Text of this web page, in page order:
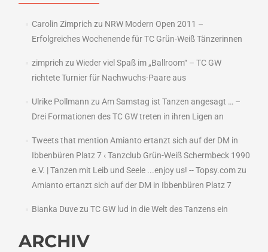
Carolin Zimprich zu NRW Modern Open 2011 –
Erfolgreiches Wochenende für TC Grün-Weiß Tänzerinnen
zimprich zu Wieder viel Spaß im „Ballroom“ – TC GW
richtete Turnier für Nachwuchs-Paare aus
Ulrike Pollmann zu Am Samstag ist Tanzen angesagt … –
Drei Formationen des TC GW treten in ihren Ligen an
Tweets that mention Amianto ertanzt sich auf der DM in
Ibbenbüren Platz 7 ‹ Tanzclub Grün-Weiß Schermbeck 1990
e.V. | Tanzen mit Leib und Seele ...enjoy us! -- Topsy.comzu
Amianto ertanzt sich auf der DM in Ibbenbüren Platz 7
Bianka Duvezu TC GW lud in die Welt des Tanzens ein
ARCHIV